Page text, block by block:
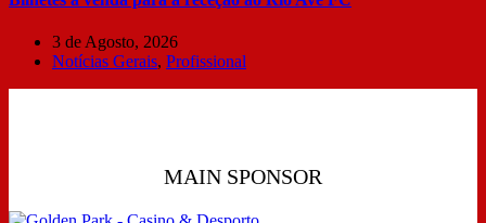
3 de Agosto, 2026
Notícias Gerais, Profissional
MAIN SPONSOR